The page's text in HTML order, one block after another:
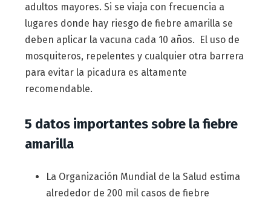
adultos mayores. Si se viaja con frecuencia a
lugares donde hay riesgo de fiebre amarilla se
deben aplicar la vacuna cada 10 años. El uso de
mosquiteros, repelentes y cualquier otra barrera
para evitar la picadura es altamente
recomendable.
5 datos importantes sobre la fiebre
amarilla
La Organización Mundial de la Salud estima
alrededor de 200 mil casos de fiebre